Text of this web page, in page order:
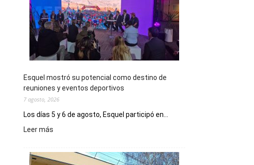
Esquel mostró su potencial como destino de
reuniones y eventos deportivos
7 agosto, 2026
Los días 5 y 6 de agosto, Esquel participó en...
Leer más
su